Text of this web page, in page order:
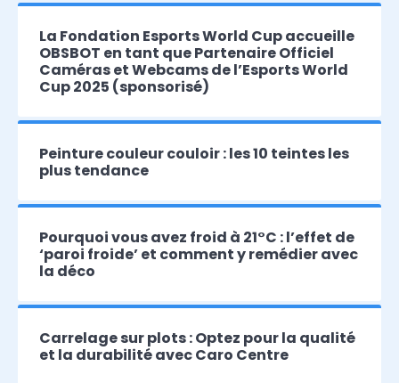
La Fondation Esports World Cup accueille
OBSBOT en tant que Partenaire Officiel
Caméras et Webcams de l’Esports World
Cup 2025 (sponsorisé)
Peinture couleur couloir : les 10 teintes les
plus tendance
Pourquoi vous avez froid à 21°C : l’effet de
‘paroi froide’ et comment y remédier avec
la déco
Carrelage sur plots : Optez pour la qualité
et la durabilité avec Caro Centre